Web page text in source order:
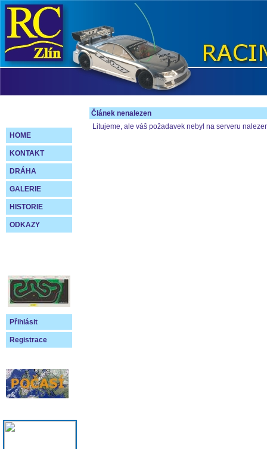
HOME
KONTAKT
DRÁHA
GALERIE
HISTORIE
ODKAZY
Přihlásit
Registrace
Článek nenalezen
Litujeme, ale váš požadavek nebyl na serveru